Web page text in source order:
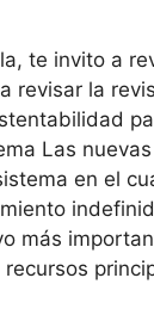
te invito a
revisar la
Las
en el
más
recursos